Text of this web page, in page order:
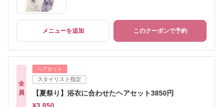
メニューを追加 このクーポンで予約
全
員
ヘアセット
スタイリスト指定
【夏祭り】浴衣に合わせたヘアセット3850円